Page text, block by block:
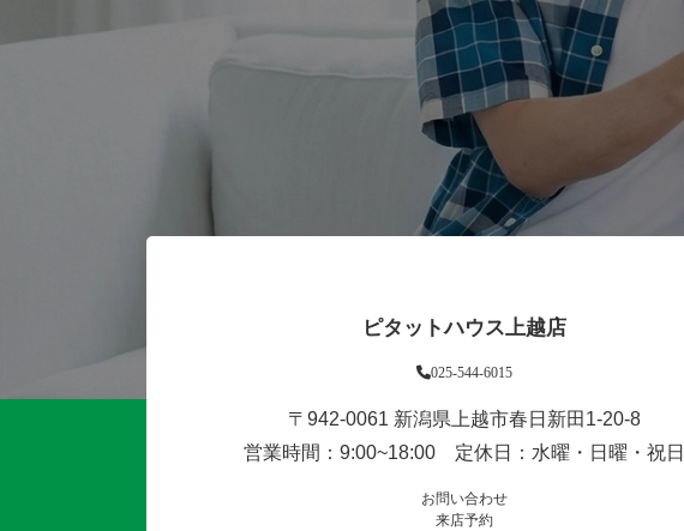
ピタットハウス上越店
025-544-6015
〒942-0061 新潟県上越市春日新田1-20-8
営業時間：9:00~18:00 定休日：水曜・日曜・祝日
お問い合わせ
来店予約